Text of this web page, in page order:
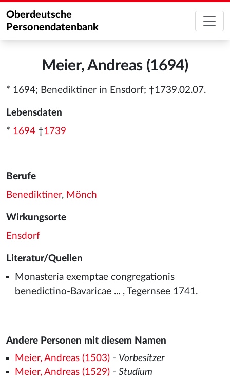
Oberdeutsche
Personendatenbank
Meier, Andreas (1694)
* 1694; Benediktiner in Ensdorf; †1739.02.07.
Lebensdaten
* 1694 †1739
Berufe
Benediktiner, Mönch
Wirkungsorte
Ensdorf
Literatur/Quellen
Monasteria exemptae congregationis
benedictino-Bavaricae ... , Tegernsee 1741.
Andere Personen mit diesem Namen
Meier, Andreas (1503)- Vorbesitzer
Meier, Andreas (1529)- Studium